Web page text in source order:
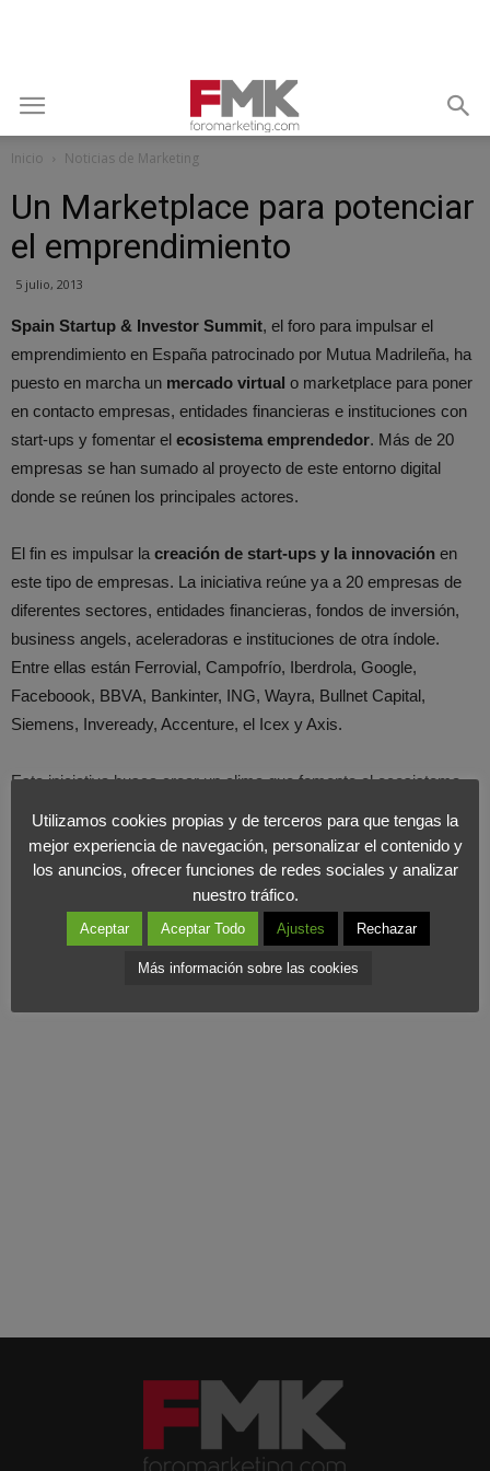
Inicio Noticias de Marketing
Un Marketplace para potenciar
el emprendimiento
5 julio, 2013
Spain Startup & Investor Summit, el foro para impulsar el
emprendimiento en España patrocinado por Mutua Madrileña, ha
puesto en marcha un mercado virtual o marketplace para poner
en contacto empresas, entidades financieras e instituciones con
start-ups y fomentar el ecosistema emprendedor. Más de 20
empresas se han sumado al proyecto de este entorno digital
donde se reúnen los principales actores.
El fin es impulsar la creación de start-ups y la innovación en
este tipo de empresas. La iniciativa reúne ya a 20 empresas de
diferentes sectores, entidades financieras, fondos de inversión,
business angels, aceleradoras e instituciones de otra índole.
Entre ellas están Ferrovial, Campofrío, Iberdrola, Google,
Faceboook, BBVA, Bankinter, ING, Wayra, Bullnet Capital,
Siemens, Inveready, Accenture, el Icex y Axis.
Esta iniciativa busca crear un clima que fomente el ecosistema
Foromarketing en los últimos meses,
la figura del emprendedor
está al alzay de por ello estamos realizando un estudio sobre
participar a través de este enlace
los resultados recolectados elaboraremos un estudio que os
presentaremos en las próximas semanas.
Utilizamos cookies propias y de terceros para que tengas la
mejor experiencia de navegación, personalizar el contenido y
los anuncios, ofrecer funciones de redes sociales y analizar
nuestro tráfico.
Aceptar Aceptar Todo Ajustes Rechazar
Más información sobre las cookies